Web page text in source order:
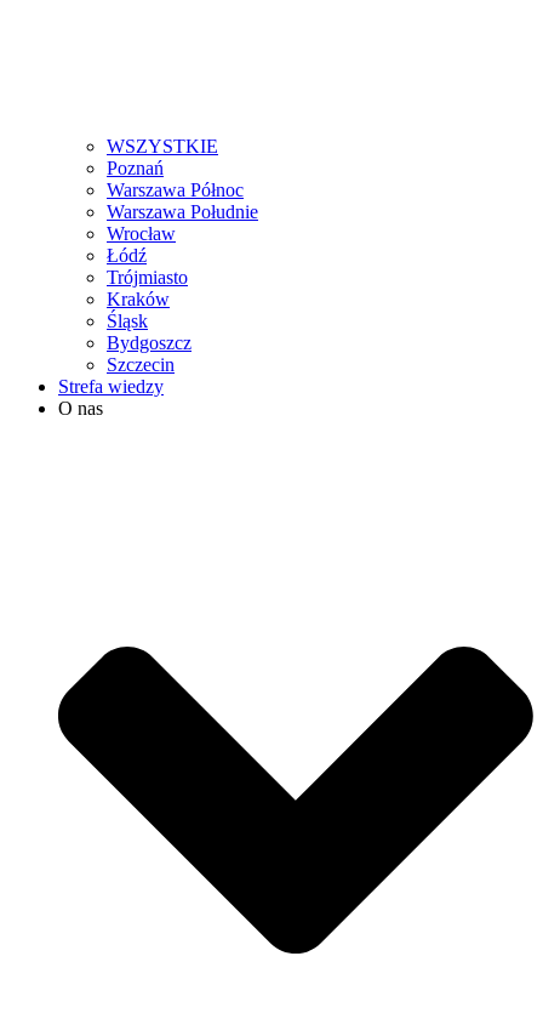
WSZYSTKIE
Poznań
Warszawa Północ
Warszawa Południe
Wrocław
Łódź
Trójmiasto
Kraków
Śląsk
Bydgoszcz
Szczecin
Strefa wiedzy
O nas